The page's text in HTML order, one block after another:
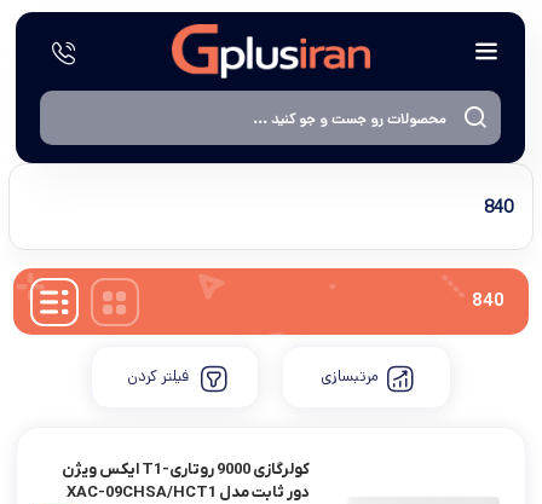
840
840
مرتبسازی فیلتر کردن
کولرگازی 9000 روتاری-T1 ایکس ویژن
دور ثابت مدل XAC-09CHSA/HCT1